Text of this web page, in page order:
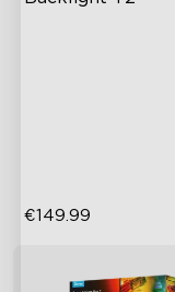
€149.99